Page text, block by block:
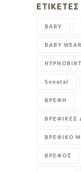
ΕΤΙΚΈΤΕΣ
BABY
BABY
Sonatal
ΒΡΕΦΗ
ΒΡΕΦΙΚΕΣ
ΒΡΕΦΙΚΟ
ΒΡΕΦΟΣ